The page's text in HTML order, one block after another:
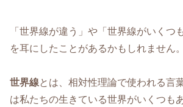
「世界線が違う」や「世界線がいくつ
を耳にしたことがあるかもしれません。
世界線とは、相対性理論で使われる言
は私たちの生きている世界がいくつも